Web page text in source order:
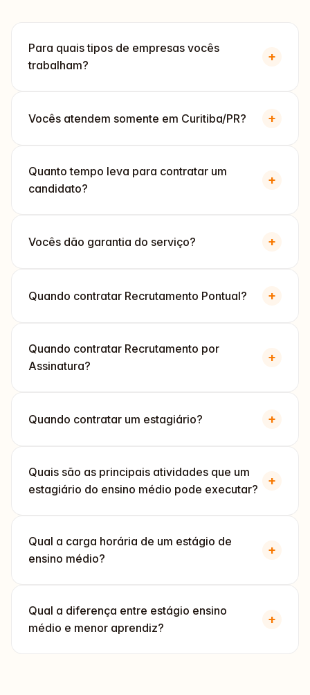
Para quais tipos de empresas vocês
trabalham?
+
Vocês atendem somente em Curitiba/PR? +
Quanto tempo leva para contratar um
candidato?
+
Vocês dão garantia do serviço? +
Quando contratar Recrutamento Pontual? +
Quando contratar Recrutamento por
Assinatura?
+
Quando contratar um estagiário? +
Quais são as principais atividades que um
estagiário do ensino médio pode executar?
+
Qual a carga horária de um estágio de
ensino médio?
+
Qual a diferença entre estágio ensino
médio e menor aprendiz?
+